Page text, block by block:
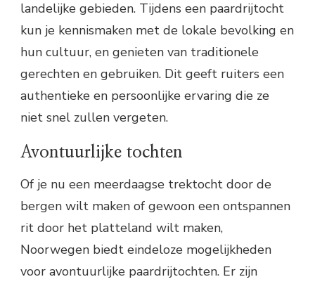
landelijke gebieden. Tijdens een paardrijtocht
kun je kennismaken met de lokale bevolking en
hun cultuur, en genieten van traditionele
gerechten en gebruiken. Dit geeft ruiters een
authentieke en persoonlijke ervaring die ze
niet snel zullen vergeten.
Avontuurlijke tochten
Of je nu een meerdaagse trektocht door de
bergen wilt maken of gewoon een ontspannen
rit door het platteland wilt maken,
Noorwegen biedt eindeloze mogelijkheden
voor avontuurlijke paardrijtochten. Er zijn